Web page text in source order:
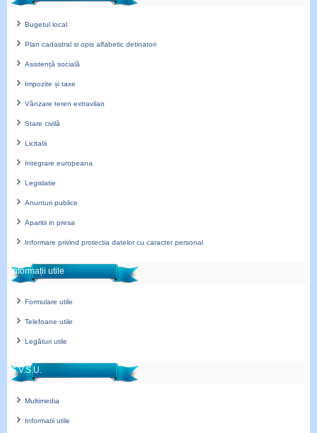
Bugetul local
Plan cadastral si opis alfabetic detinatori
Asistență socială
Impozite și taxe
Vânzare teren extravilan
Stare civilă
Licitatii
Integrare europeana
Legislatie
Anunturi publice
Aparitii in presa
Informare privind protectia datelor cu caracter personal
Informații utile
Formulare utile
Telefoane utile
Legături utile
S.V.S.U.
Multimedia
Informatii utile